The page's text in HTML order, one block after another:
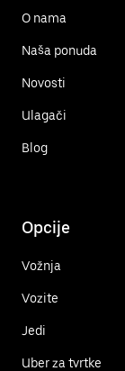
O nama
Naša ponuda
Novosti
Ulagači
Blog
Opcije
Vožnja
Vozite
Jedi
Uber za tvrtke